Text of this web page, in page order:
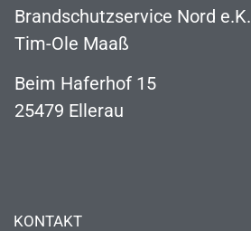
Brandschutzservice Nord e.K.
Tim-Ole Maaß
Beim Haferhof 15
25479 Ellerau
KONTAKT